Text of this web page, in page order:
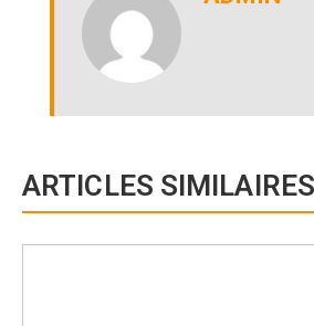
ARTICLES SIMILAIRES